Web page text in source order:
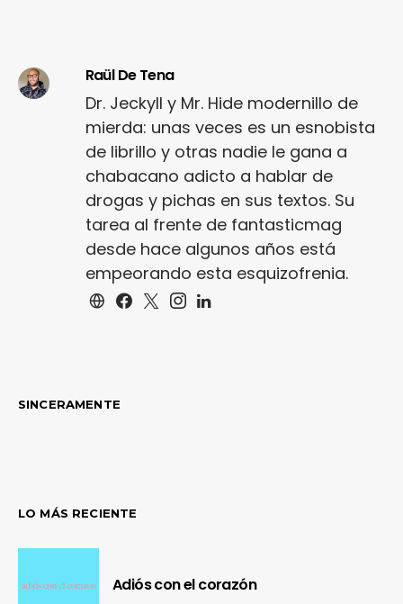
Raül De Tena
Dr. Jeckyll y Mr. Hide modernillo de
mierda: unas veces es un esnobista
de librillo y otras nadie le gana a
chabacano adicto a hablar de
drogas y pichas en sus textos. Su
tarea al frente de fantasticmag
desde hace algunos años está
empeorando esta esquizofrenia.
SINCERAMENTE
LO MÁS RECIENTE
Adiós con el corazón